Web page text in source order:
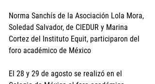
Norma Sanchís de la Asociación Lola Mora,
Soledad Salvador, de CIEDUR y Marina
Cortez del Instituto Equit, participaron del
foro académico de México
El 28 y 29 de agosto se realizó en el